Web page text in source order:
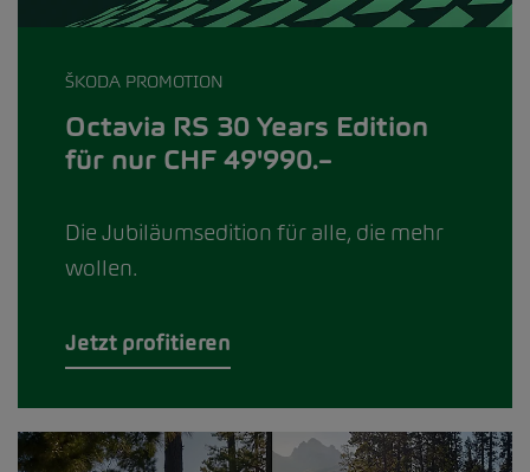
ŠKODA PROMOTION
Octavia RS 30 Years Edition
für nur CHF 49'990.–
Die Jubiläumsedition für alle, die mehr
wollen.
Jetzt profitieren